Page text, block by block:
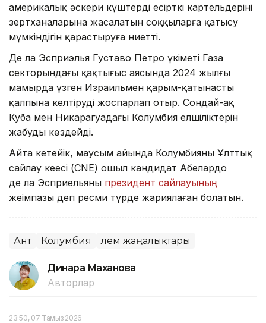
америкалық әскери күштердің есірткі картельдерінің
зертханаларына жасалатын соққыларға қатысу
мүмкіндігін қарастыруға ниетті.
Де ла Эсприэлья Густаво Петро үкіметі Газа
секторындағы қақтығыс аясында 2024 жылғы
мамырда үзген Израильмен қарым-қатынасты
қалпына келтіруді жоспарлап отыр. Сондай-ақ
Куба мен Никарагуадағы Колумбия елшіліктерін
жабуды көздейді.
Айта кетейік, маусым айында Колумбияның Ұлттық
сайлау кеңесі (CNE) оңшыл кандидат Абелардо
де ла Эсприельяны президент сайлауының
жеңімпазы деп ресми түрде жариялаған болатын.
Ант Колумбия Әлем жаңалықтары
Динара Маханова
Авторлар
23:50, 07 Тамыз 2026